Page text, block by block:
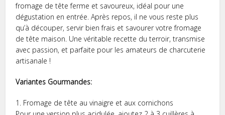
fromage de tête ferme et savoureux, idéal pour une
dégustation en entrée. Après repos, il ne vous reste plus
qu’à découper, servir bien frais et savourer votre fromage
de tête maison. Une véritable recette du terroir, transmise
avec passion, et parfaite pour les amateurs de charcuterie
artisanale !
Variantes Gourmandes:
1. Fromage de tête au vinaigre et aux cornichons